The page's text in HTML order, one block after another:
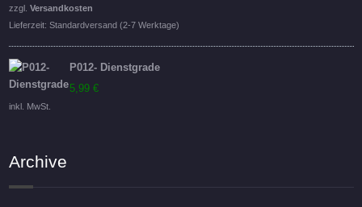
zzgl. Versandkosten
Lieferzeit: Standardversand (2-7 Werktage)
P012- Dienstgrade
5,99 €
inkl. MwSt.
Archive